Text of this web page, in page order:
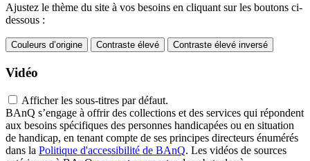
Ajustez le thème du site à vos besoins en cliquant sur les boutons ci-
dessous :
Couleurs d’origine Contraste élevé Contraste élevé inversé
Vidéo
Afficher les sous-titres par défaut.
BAnQ s’engage à offrir des collections et des services qui répondent
aux besoins spécifiques des personnes handicapées ou en situation
de handicap, en tenant compte de ses principes directeurs énumérés
dans la Politique d'accessibilité de BAnQ. Les vidéos de sources